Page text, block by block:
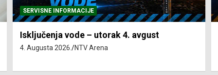
SERVISNE INFORMACIJE
Isključenja vode – utorak 4. avgust
4. Augusta 2026. NTV Arena